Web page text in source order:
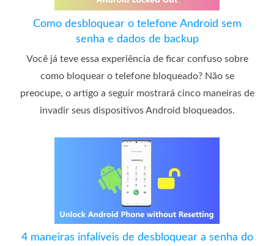
Como desbloquear o telefone Android sem
senha e dados de backup
Você já teve essa experiência de ficar confuso sobre
como bloquear o telefone bloqueado? Não se
preocupe, o artigo a seguir mostrará cinco maneiras de
invadir seus dispositivos Android bloqueados.
4 maneiras infalíveis de desbloquear a senha do